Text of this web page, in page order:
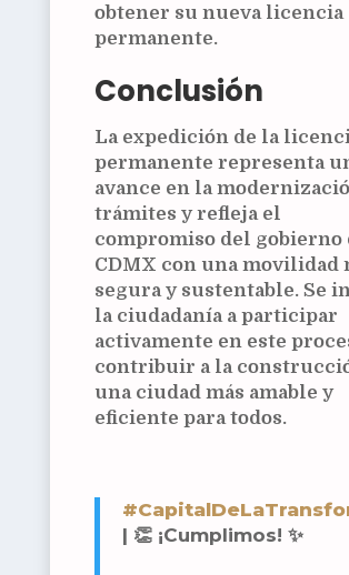
obtener su nueva licencia
permanente.
Conclusión
La expedición de la
permanente representa
avance en la
trámites y refleja el
compromiso del gobierno
CDMX con una movilidad
segura y sustentable. Se
la ciudadanía a participar
activamente en este
contribuir a la
una ciudad más amable y
eficiente para todos.
| 👏 ¡Cumplimos! ✨